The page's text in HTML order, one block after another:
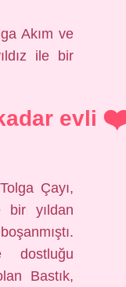
Akım ve
ile bir
evli
Çayı,
bir yıldan
dostluğu
Bastık,